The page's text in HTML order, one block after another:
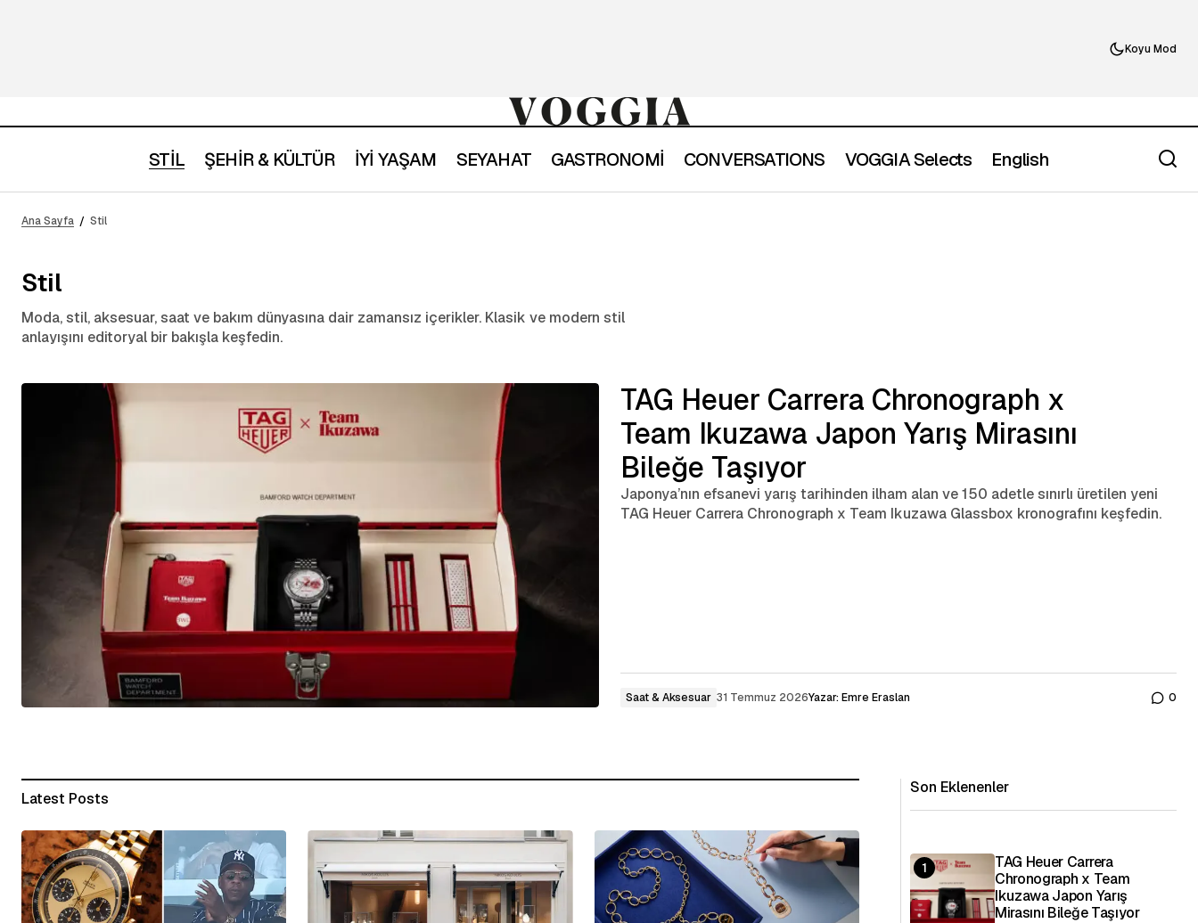
Koyu Mod
STİL ŞEHİR & KÜLTÜR İYİ YAŞAM SEYAHAT GASTRONOMİ CONVERSATIONS VOGGIA Selects English
Ana Sayfa Stil
Stil
Moda, stil, aksesuar, saat ve bakım dünyasına dair zamansız içerikler. Klasik ve modern stil
anlayışını editoryal bir bakışla keşfedin.
TAG Heuer Carrera Chronograph x
Team Ikuzawa Japon Yarış Mirasını
Bileğe Taşıyor
Japonya’nın efsanevi yarış tarihinden ilham alan ve 150 adetle sınırlı üretilen yeni
TAG Heuer Carrera Chronograph x Team Ikuzawa Glassbox kronografını keşfedin.
Saat & Aksesuar 31 Temmuz 2026Yazar: Emre Eraslan 0
Latest Posts
Son Eklenenler
TAG Heuer Carrera
Chronograph x Team
Ikuzawa Japon Yarış
Mirasını Bileğe Taşıyor